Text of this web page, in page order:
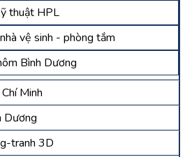
thuật HPL
vệ sinh - phòng tắm
Bình Dương
Minh
Dương
tranh 3D